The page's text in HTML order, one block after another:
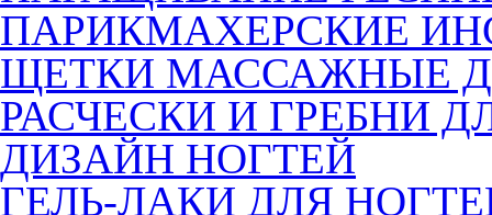
ПАРИКМАХЕРСКИЕ
ЩЕТКИ МАССАЖНЫЕ
РАСЧЕСКИ И ГРЕБНИ
ДИЗАЙН НОГТЕЙ
ГЕЛЬ-ЛАКИ ДЛЯ